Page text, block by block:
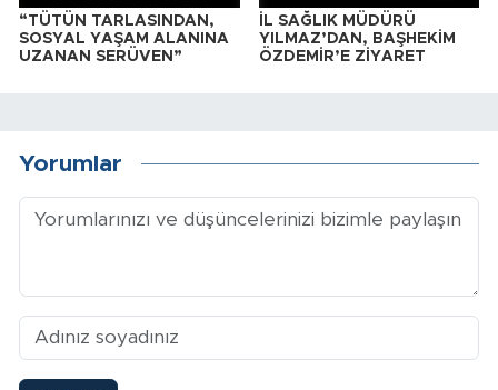
“TÜTÜN TARLASINDAN,
SOSYAL YAŞAM ALANINA
UZANAN SERÜVEN”
İL SAĞLIK MÜDÜRÜ
YILMAZ’DAN, BAŞHEKİM
ÖZDEMİR’E ZİYARET
Yorumlar